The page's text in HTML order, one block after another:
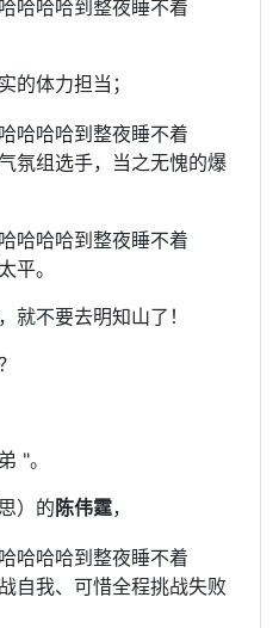
的体力担当；
氛组选手，当之无愧的爆
平。
就不要去明知山了！
"。
）的 陈伟霆，
自我、可惜全程挑战失败